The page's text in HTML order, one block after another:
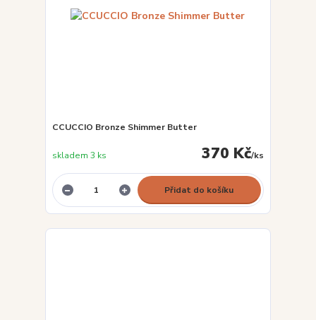
CCUCCIO Bronze Shimmer Butter
370 Kč/ks
skladem 3 ks
Přidat do košíku